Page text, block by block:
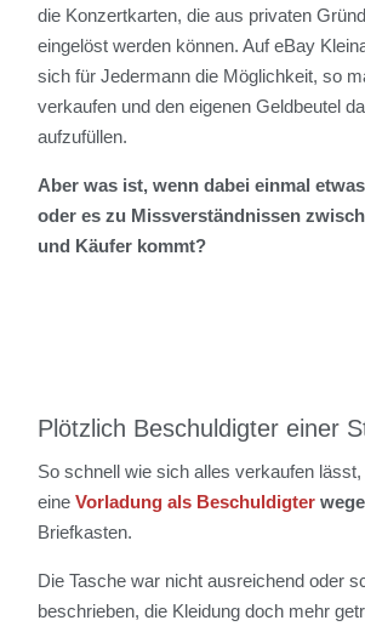
die Konzertkarten, die aus privaten
eingelöst werden können. Auf eBay
sich für Jedermann die Möglichkeit, so
verkaufen und den eigenen Geldbeutel
aufzufüllen.
Aber was ist, wenn dabei einmal
oder es zu Missverständnissen
und Käufer kommt?
Plötzlich Beschuldigter einer
So schnell wie sich alles verkaufen
eineVorladung als Beschuldigter
Briefkasten.
Die Tasche war nicht ausreichend oder
beschrieben, die Kleidung doch mehr